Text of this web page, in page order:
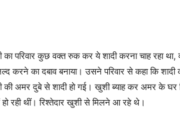
का परिवार कुछ वक्त रुक कर ये शादी करना चाह रहा
करने का दबाव बनाया। उसने परिवार से कहा कि
की अमर दुबे से शादी हो गई। खुशी ब्याह कर अमर के घर
हो रही थीं। रिश्तेदार खुशी से मिलने आ रहे थे।